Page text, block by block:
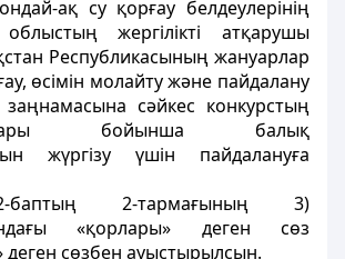
ақ су қорғау белдеулерінің
облыстың жергілікті атқарушы
Республикасының жануарлар
өсімін молайту және пайдалану
заңнамасына сәйкес конкурстың
бойынша балық
жүргізу үшін пайдалануға
2-тармағының 3)
«қорлары» деген сөз
деген сөзбен ауыстырылсын.